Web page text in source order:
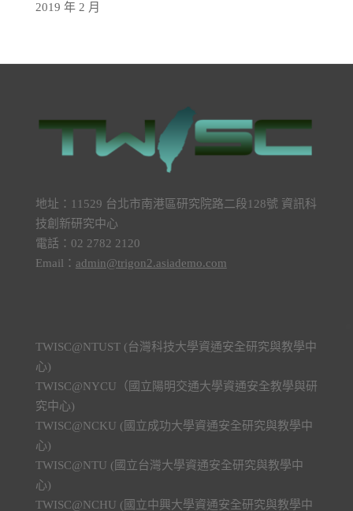
2019 年 2 月
地址：11529 台北市南港區研究院路二段128號 資訊科
技創新研究中心
電話：02 2782 2120
Email： admin@trigon2.asiademo.com
TWISC@NTUST (台灣科技大學資通安全研究與教學中
心)
TWISC@NYCU（國立陽明交通大學資通安全教學與研
究中心)
TWISC@NCKU (國立成功大學資通安全研究與教學中
心)
TWISC@NTU (國立台灣大學資通安全研究與教學中
心)
TWISC@NCHU (國立中興大學資通安全研究與教學中